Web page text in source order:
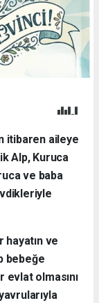
itibaren aileye
Alp, Kuruca
ve baba
ve
bebeğe
evlat olmasını